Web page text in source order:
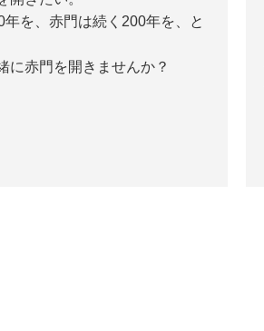
を、赤門は続く200年を、と
に赤門を開きませんか？